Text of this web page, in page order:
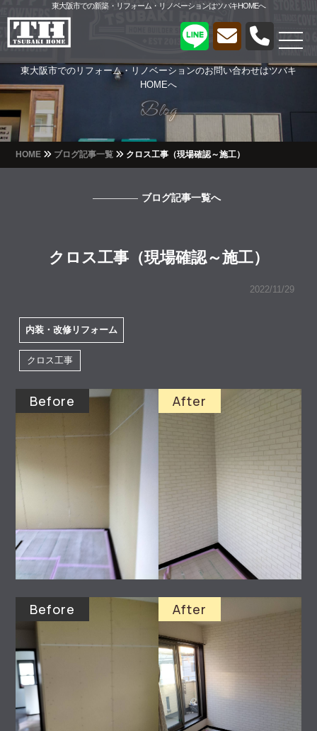
東大阪市での新築・リフォーム・リノベーションはツバキHOMEへ
Blog
Blog
東大阪市でのリフォーム・リノベーションのお問い合わせはツバキ
HOMEへ
HOME ブログ記事一覧 クロス工事（現場確認～施工）
ブログ記事一覧へ
クロス工事（現場確認～施工）
2022/11/29
内装・改修リフォーム
クロス工事